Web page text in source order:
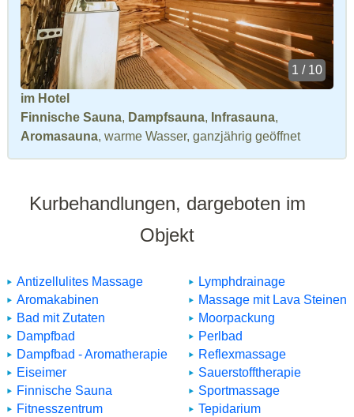
1 / 10
im Hotel
Finnische Sauna, Dampfsauna, Infrasauna,
Aromasauna, warme Wasser, ganzjährig geöffnet
Kurbehandlungen, dargeboten im
Objekt
Antizellulites Massage
Aromakabinen
Bad mit Zutaten
Dampfbad
Dampfbad - Aromatherapie
Eiseimer
Finnische Sauna
Fitnesszentrum
Lymphdrainage
Massage mit Lava Steinen
Moorpackung
Perlbad
Reflexmassage
Sauerstofftherapie
Sportmassage
Tepidarium